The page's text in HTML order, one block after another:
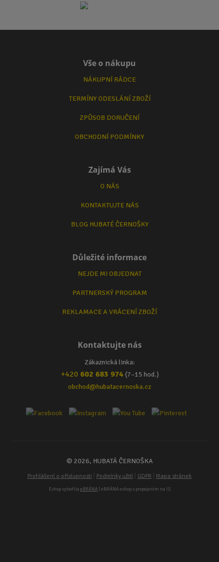
Vše o nákupu
NÁKUPNÍ RÁDCE
TERMÍNY ODESLÁNÍ ZBOŽÍ
ZPŮSOB DORUČENÍ
OBCHODNÍ PODMÍNKY
Zajímá Vás
O NÁS
KONTAKTUJTE NÁS
BLOG HUBATÉ ČERNOŠKY
Důležité informace
NEJDE MI OBJEDNAT
PARTNERSKÝ PROGRAM
REKLAMACE A VRÁCENÍ ZBOŽÍ
Kontaktujte nás
Zákaznická linka:
+420 602 683 974 (7–15 hod.)
obchod@hubatacernoska.cz
© 2026, HUBATÁ ČERNOŠKA
Prohlášení o přístupnosti Podmínky užití GDPR Mapa stránek
Eshop vytvořila eBRÁNA| eBRÁNA eshop s propojením na IS